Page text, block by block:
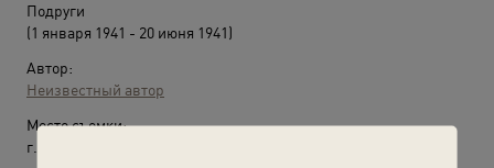
Подруги
(1 января 1941 - 20 июня 1941)
Автор:
Неизвестный автор
Место съемки:
г. Москва